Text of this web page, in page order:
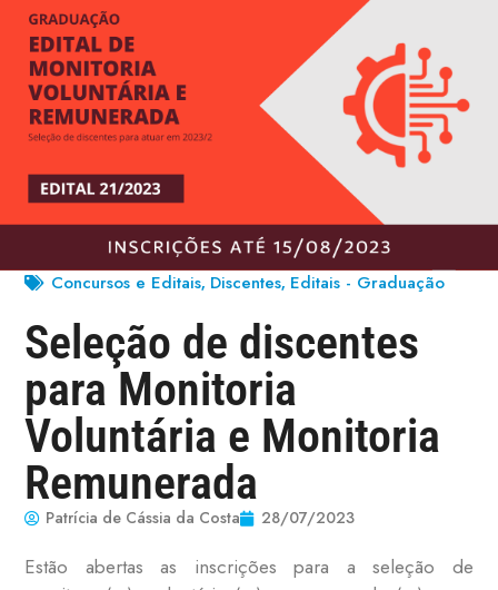
Concursos e Editais, Discentes, Editais - Graduação
Seleção de discentes
para Monitoria
Voluntária e Monitoria
Remunerada
Patrícia de Cássia da Costa 28/07/2023
Estão abertas as inscrições para a seleção de